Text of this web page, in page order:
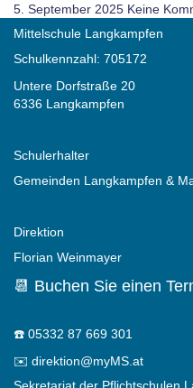
5. September 2025 Keine
Mittelschule Langkampfen
Schulkennzahl: 705172
Untere Dorfstraße 20
6336 Langkampfen
Schulerhalter
Gemeinden Langkampfen &
Direktion
Florian Weinmayer
📆 Buchen Sie einen
☎️ 05332 87 669 301
✉️ direktion@myMS.at
Sekretariat der Pflichtschulen